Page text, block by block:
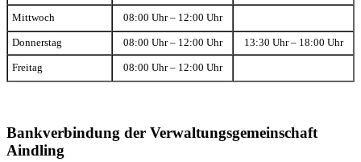
Mittwoch 08:00 Uhr – 12:00 Uhr
Donnerstag 08:00 Uhr – 12:00 Uhr 13:30 Uhr – 18:00 Uhr
Freitag 08:00 Uhr – 12:00 Uhr
Bankverbindung der Verwaltungsgemeinschaft
Aindling